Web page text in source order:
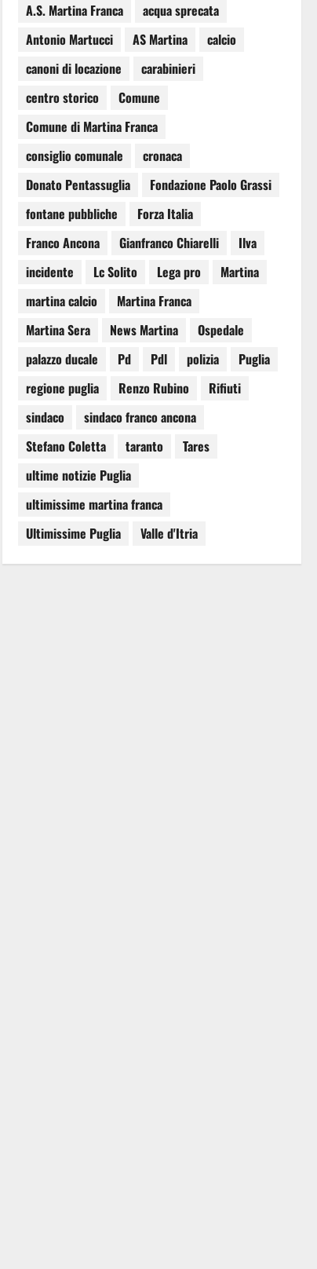
A.S. Martina Franca
acqua sprecata
Antonio Martucci
AS Martina
calcio
canoni di locazione
carabinieri
centro storico
Comune
Comune di Martina Franca
consiglio comunale
cronaca
Donato Pentassuglia
Fondazione Paolo Grassi
fontane pubbliche
Forza Italia
Franco Ancona
Gianfranco Chiarelli
Ilva
incidente
Lc Solito Lega pro
Martina
martina calcio
Martina Franca
Martina Sera
News Martina
Ospedale
palazzo ducale
Pd Pdl polizia
Puglia
regione puglia
Renzo Rubino
Rifiuti
sindaco
sindaco franco ancona
Stefano Coletta
taranto
Tares
ultime notizie Puglia
ultimissime martina franca
Ultimissime Puglia
Valle d'Itria